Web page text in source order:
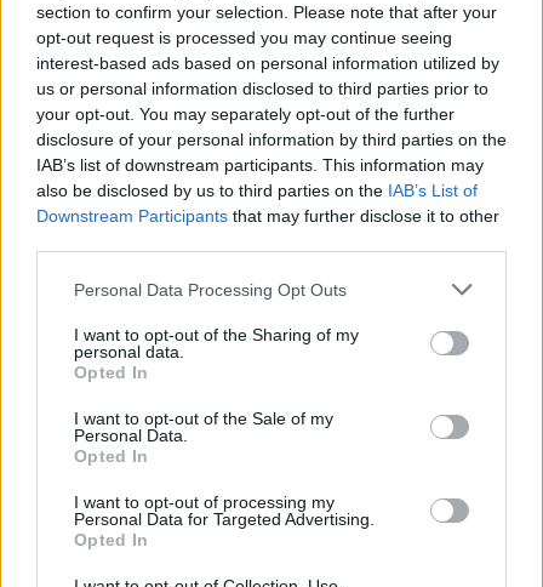
section to confirm your selection. Please note that after your
opt-out request is processed you may continue seeing
interest-based ads based on personal information utilized by
us or personal information disclosed to third parties prior to
your opt-out. You may separately opt-out of the further
disclosure of your personal information by third parties on the
IAB’s list of downstream participants. This information may
also be disclosed by us to third parties on the IAB’s List of
Downstream Participants that may further disclose it to other
Please note that this website/app uses one or more Google
not limited to your visit or usage behaviour. You may click to
grant or deny consent to Google and its third-party tags to
use your data for below specified purposes in below Google
consent section.
Personal Data Processing Opt Outs
I want to opt-out of the Sharing of my
personal data.
Opted In
I want to opt-out of the Sale of my
Personal Data.
Opted In
I want to opt-out of processing my
Personal Data for Targeted Advertising.
Opted In
Η απάντηση της Schumer όμως, ήταν μια
φωτογραφία στην οποία ποζάρει με μια αντλία
θηλασμού, και γράφει: "Στέλνω την αγάπη μου σε
όλες τις μαμάδες που μου ασκούν κριτική για το ότι
έκανα standup χθες βράδυ".